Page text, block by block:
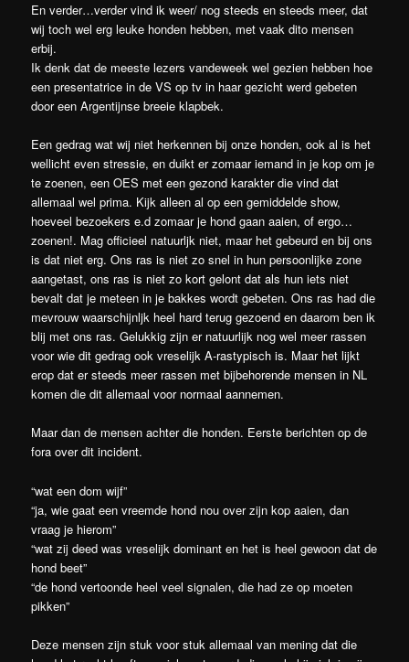
En verder…verder vind ik weer/ nog steeds en steeds meer, dat
wij toch wel erg leuke honden hebben, met vaak dito mensen
erbij.
Ik denk dat de meeste lezers vandeweek wel gezien hebben hoe
een presentatrice in de VS op tv in haar gezicht werd gebeten
door een Argentijnse breeie klapbek.
Een gedrag wat wij niet herkennen bij onze honden, ook al is het
wellicht even stressie, en duikt er zomaar iemand in je kop om je
te zoenen, een OES met een gezond karakter die vind dat
allemaal wel prima. Kijk alleen al op een gemiddelde show,
hoeveel bezoekers e.d zomaar je hond gaan aaien, of ergo…
zoenen!. Mag officieel natuurljk niet, maar het gebeurd en bij ons
is dat niet erg. Ons ras is niet zo snel in hun persoonlijke zone
aangetast, ons ras is niet zo kort gelont dat als hun iets niet
bevalt dat je meteen in je bakkes wordt gebeten. Ons ras had die
mevrouw waarschijnljk heel hard terug gezoend en daarom ben ik
blij met ons ras. Gelukkig zijn er natuurlijk nog wel meer rassen
voor wie dit gedrag ook vreselijk A-rastypisch is. Maar het lijkt
erop dat er steeds meer rassen met bijbehorende mensen in NL
komen die dit allemaal voor normaal aannemen.
Maar dan de mensen achter die honden. Eerste berichten op de
fora over dit incident.
“wat een dom wijf”
“ja, wie gaat een vreemde hond nou over zijn kop aaien, dan
vraag je hierom”
“wat zij deed was vreselijk dominant en het is heel gewoon dat de
hond beet”
“de hond vertoonde heel veel signalen, die had ze op moeten
pikken”
Deze mensen zijn stuk voor stuk allemaal van mening dat die